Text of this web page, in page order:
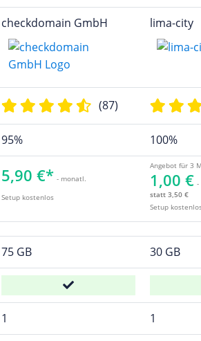
checkdomain GmbH lima-city
(87)
95% 100%
5,90 €* - monatl.
Setup kostenlos
Angebot für 3
1,00 € -
statt 3,50 €
Setup
75 GB 30 GB
1 1